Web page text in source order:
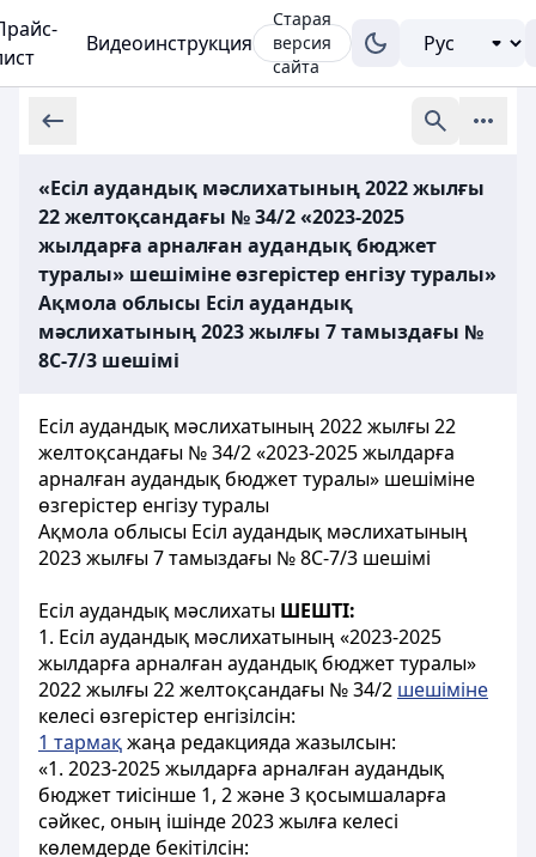
Видеоинструкция
Старая
версия
сайта
«Есіл аудандық мәслихатының 2022 жылғы
22 желтоқсандағы № 34/2 «2023-2025
жылдарға арналған аудандық бюджет
туралы» шешіміне өзгерістер енгізу туралы»
Ақмола облысы Есіл аудандық
мәслихатының 2023 жылғы 7 тамыздағы №
8С-7/3 шешімі
Есіл аудандық мәслихатының 2022 жылғы 22
желтоқсандағы № 34/2 «2023-2025 жылдарға
арналған аудандық бюджет туралы» шешіміне
өзгерістер енгізу туралы
Ақмола облысы Есіл аудандық мәслихатының
2023 жылғы 7 тамыздағы № 8С-7/3 шешімі
Есіл аудандық мәслихаты ШЕШТІ:
1. Есіл аудандық мәслихатының «2023-2025
жылдарға арналған аудандық бюджет туралы»
2022 жылғы 22 желтоқсандағы № 34/2 шешіміне
келесі өзгерістер енгізілсін:
1 тармақжаңа редакцияда жазылсын:
«1. 2023-2025 жылдарға арналған аудандық
бюджет тиісінше 1, 2 және 3 қосымшаларға
сәйкес, оның ішінде 2023 жылға келесі
көлемдерде бекітілсін: